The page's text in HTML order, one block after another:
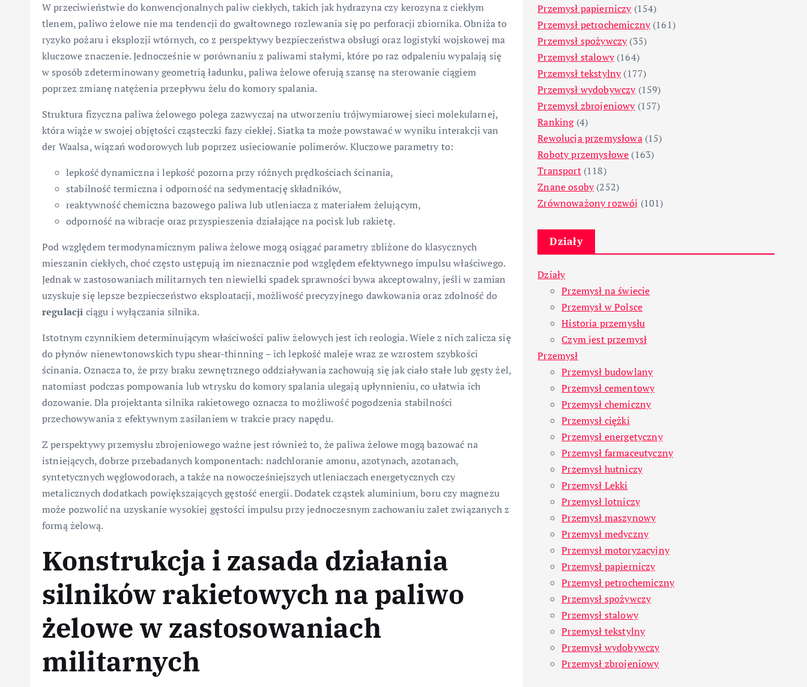
W przeciwieństwie do konwencjonalnych paliw ciekłych, takich jak hydrazyna czy kerozyna z ciekłym
tlenem, paliwo żelowe nie ma tendencji do gwałtownego rozlewania się po perforacji zbiornika. Obniża to
ryzyko pożaru i eksplozji wtórnych, co z perspektywy bezpieczeństwa obsługi oraz logistyki wojskowej ma
kluczowe znaczenie. Jednocześnie w porównaniu z paliwami stałymi, które po raz odpaleniu wypalają się
w sposób zdeterminowany geometrią ładunku, paliwa żelowe oferują szansę na sterowanie ciągiem
poprzez zmianę natężenia przepływu żelu do komory spalania.
Struktura fizyczna paliwa żelowego polega zazwyczaj na utworzeniu trójwymiarowej sieci molekularnej,
która wiąże w swojej objętości cząsteczki fazy ciekłej. Siatka ta może powstawać w wyniku interakcji van
der Waalsa, wiązań wodorowych lub poprzez usieciowanie polimerów. Kluczowe parametry to:
lepkość dynamiczna i lepkość pozorna przy różnych prędkościach ścinania,
stabilność termiczna i odporność na sedymentację składników,
reaktywność chemiczna bazowego paliwa lub utleniacza z materiałem żelującym,
odporność na wibracje oraz przyspieszenia działające na pocisk lub rakietę.
Pod względem termodynamicznym paliwa żelowe mogą osiągać parametry zbliżone do klasycznych
mieszanin ciekłych, choć często ustępują im nieznacznie pod względem efektywnego impulsu właściwego.
Jednak w zastosowaniach militarnych ten niewielki spadek sprawności bywa akceptowalny, jeśli w zamian
uzyskuje się lepsze bezpieczeństwo eksploatacji, możliwość precyzyjnego dawkowania oraz zdolność do
regulacji ciągu i wyłączania silnika.
Istotnym czynnikiem determinującym właściwości paliw żelowych jest ich reologia. Wiele z nich zalicza się
do płynów nienewtonowskich typu shear-thinning – ich lepkość maleje wraz ze wzrostem szybkości
ścinania. Oznacza to, że przy braku zewnętrznego oddziaływania zachowują się jak ciało stałe lub gęsty żel,
natomiast podczas pompowania lub wtrysku do komory spalania ulegają upłynnieniu, co ułatwia ich
dozowanie. Dla projektanta silnika rakietowego oznacza to możliwość pogodzenia stabilności
przechowywania z efektywnym zasilaniem w trakcie pracy napędu.
Z perspektywy przemysłu zbrojeniowego ważne jest również to, że paliwa żelowe mogą bazować na
istniejących, dobrze przebadanych komponentach: nadchloranie amonu, azotynach, azotanach,
syntetycznych węglowodorach, a także na nowocześniejszych utleniaczach energetycznych czy
metalicznych dodatkach powiększających gęstość energii. Dodatek cząstek aluminium, boru czy magnezu
może pozwolić na uzyskanie wysokiej gęstości impulsu przy jednoczesnym zachowaniu zalet związanych z
formą żelową.
Konstrukcja i zasada działania
silników rakietowych na paliwo
żelowe w zastosowaniach
militarnych
Przemysł papierniczy(154)
Przemysł petrochemiczny(161)
Przemysł spożywczy(35)
Przemysł stalowy(164)
Przemysł tekstylny(177)
Przemysł wydobywczy(159)
Przemysł zbrojeniowy(157)
Ranking(4)
Rewolucja przemysłowa(15)
Roboty przemysłowe (163)
Transport(118)
Znane osoby(252)
Zrównoważony rozwój (101)
Działy
Działy
Przemysł na świecie
Przemysł w Polsce
Historia przemysłu
Czym jest przemysł
Przemysł
Przemysł budowlany
Przemysł cementowy
Przemysł chemiczny
Przemysł ciężki
Przemysł energetyczny
Przemysł farmaceutyczny
Przemysł hutniczy
Przemysł Lekki
Przemysł lotniczy
Przemysł maszynowy
Przemysł medyczny
Przemysł motoryzacyjny
Przemysł papierniczy
Przemysł petrochemiczny
Przemysł spożywczy
Przemysł stalowy
Przemysł tekstylny
Przemysł wydobywczy
Przemysł zbrojeniowy